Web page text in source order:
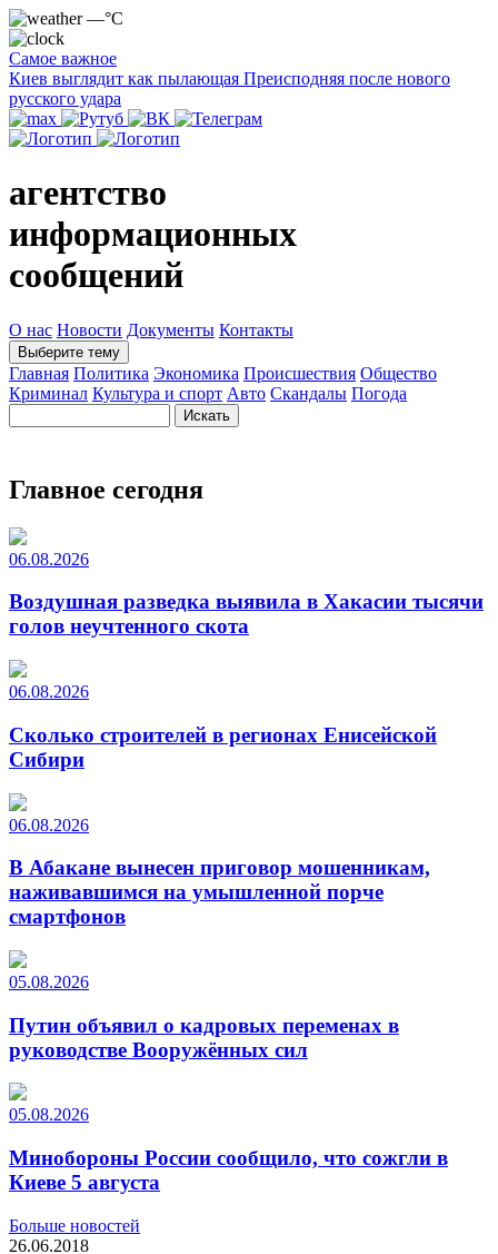
—°C
Самое важное
Киев выглядит как пылающая Преисподняя после нового
русского удара
агентство
информационных
сообщений
О нас Новости Документы Контакты
Выберите тему
Главная Политика Экономика Происшествия Общество
Криминал Культура и спорт Авто Скандалы Погода
Главное сегодня
06.08.2026
Воздушная разведка выявила в Хакасии тысячи
голов неучтенного скота
06.08.2026
Сколько строителей в регионах Енисейской
Сибири
06.08.2026
В Абакане вынесен приговор мошенникам,
наживавшимся на умышленной порче
смартфонов
05.08.2026
Путин объявил о кадровых переменах в
руководстве Вооружённых сил
05.08.2026
Минобороны России сообщило, что сожгли в
Киеве 5 августа
Больше новостей
26.06.2018